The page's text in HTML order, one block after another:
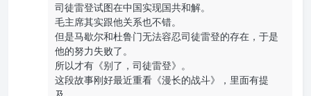
司徒雷登试图在中国实现国共和解。
毛主席其实跟他关系也不错。
但是马歇尔和杜鲁门无法容忍司徒雷登的存在，于是
他的努力失败了。
所以才有《别了，司徒雷登》。
这段故事刚好最近重看《漫长的战斗》，里面有提